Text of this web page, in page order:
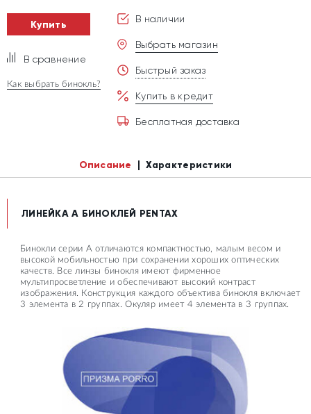
Купить
В сравнение
Как выбрать бинокль?
В наличии
Выбрать магазин
Быстрый заказ
Купить в кредит
Бесплатная доставка
Описание Характеристики
ЛИНЕЙКА А БИНОКЛЕЙ PENTAX
Бинокли серии А отличаются компактностью, малым весом и
высокой мобильностью при сохранении хороших оптических
качеств. Все линзы бинокля имеют фирменное
мультипросветление и обеспечивают высокий контраст
изображения. Конструкция каждого объектива бинокля включает
3 элемента в 2 группах. Окуляр имеет 4 элемента в 3 группах.